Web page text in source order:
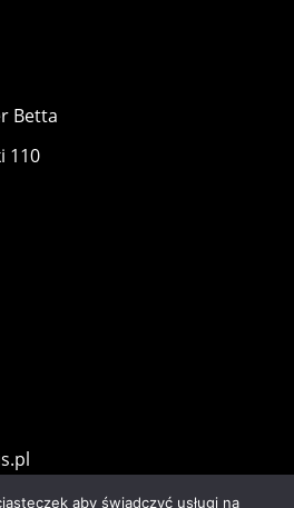
Betta
110
aby świadczyć usługi na